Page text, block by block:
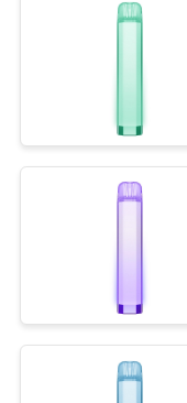
ZITAT
PRIVACY
POLICY
Flacher